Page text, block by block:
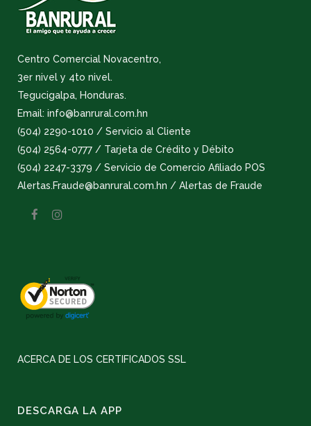
Centro Comercial Novacentro,
3er nivel y 4to nivel.
Tegucigalpa, Honduras.
Email: info@banrural.com.hn
(504) 2290-1010 / Servicio al Cliente
(504) 2564-0777 / Tarjeta de Crédito y Débito
(504) 2247-3379 / Servicio de Comercio Afiliado POS
Alertas.Fraude@banrural.com.hn / Alertas de Fraude
ACERCA DE LOS CERTIFICADOS SSL
DESCARGA LA APP